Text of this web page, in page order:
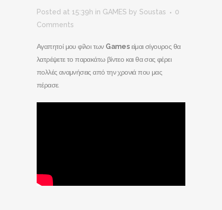
Posted at 15:39h in GAMES by Soustas
0
Comments
Αγαπητοί μου φίλοι των Gamesείμαι σίγουρος θα
λατρέψετε το παρακάτω βίντεο και θα σας φέρει
πολλές αναμνήσεις από την χρονιά που μας
πέρασε.